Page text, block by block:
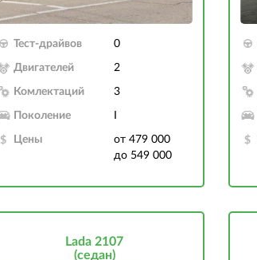
Тест-драйвов 0
Двигателей 2
Комлектаций 3
Поколение
Цены
от 479 000
до 549 000
Lada 2107
(седан)